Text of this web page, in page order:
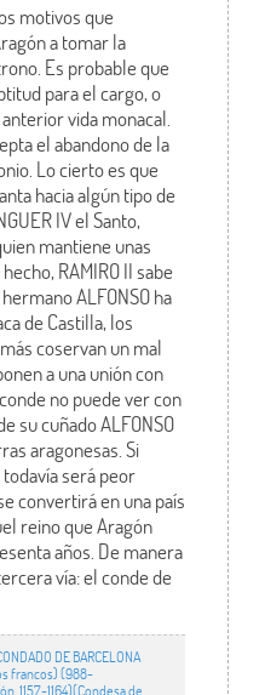
motivos que
a tomar la
Es probable que
para el cargo, o
vida monacal.
el abandono de la
Lo cierto es que
hacia algún tipo de
IV el Santo,
mantiene unas
RAMIRO II sabe
ALFONSO ha
de Castilla, los
coservan un mal
a una unión con
no puede ver con
su cuñado ALFONSO
aragonesas. Si
será peor
convertirá en una país
reino que Aragón
años. De manera
vía: el conde de
DE BARCELONA
francos) (988-
1157-1164)(Condesa de